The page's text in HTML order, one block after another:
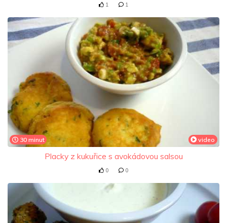
1 1
30 minut video
Placky z kukuřice s avokádovou salsou
0 0